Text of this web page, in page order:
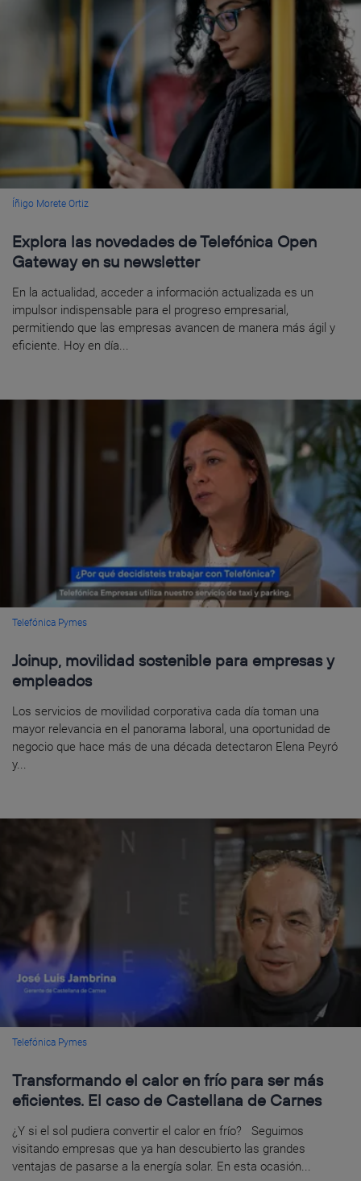
Íñigo Morete Ortiz
Explora las novedades de Telefónica Open
Gateway en su newsletter
En la actualidad, acceder a información actualizada es un
impulsor indispensable para el progreso empresarial,
permitiendo que las empresas avancen de manera más ágil y
eficiente. Hoy en día...
Telefónica Pymes
Joinup, movilidad sostenible para empresas y
empleados
Los servicios de movilidad corporativa cada día toman una
mayor relevancia en el panorama laboral, una oportunidad de
negocio que hace más de una década detectaron Elena Peyró
y...
Telefónica Pymes
Transformando el calor en frío para ser más
eficientes. El caso de Castellana de Carnes
¿Y si el sol pudiera convertir el calor en frío? Seguimos
visitando empresas que ya han descubierto las grandes
ventajas de pasarse a la energía solar. En esta ocasión...